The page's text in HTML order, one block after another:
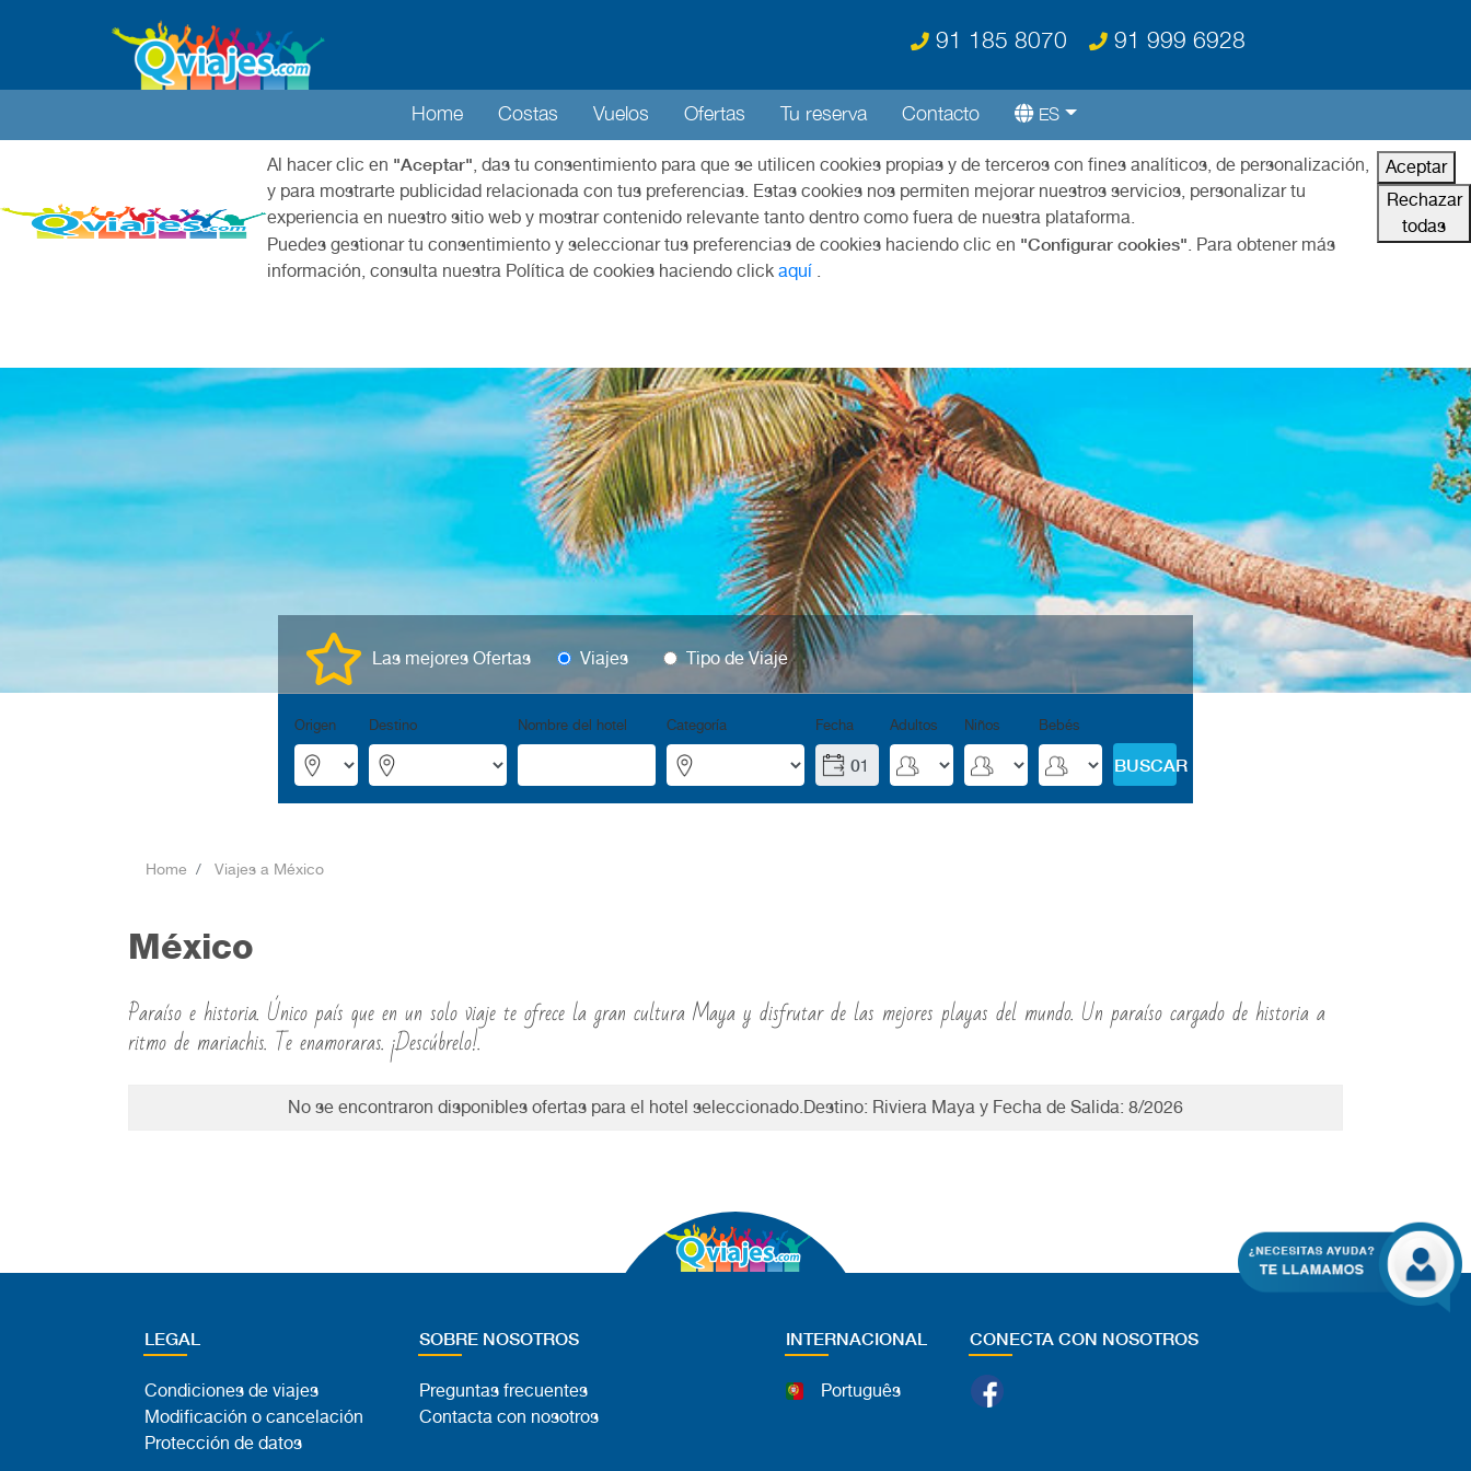
91 185 8070 91 999 6928
Home Costas Vuelos Ofertas Tu reserva Contacto ES
Al hacer clic en "Aceptar", das tu consentimiento para que se utilicen cookies propias y de terceros con fines analíticos, de personalización,
y para mostrarte publicidad relacionada con tus preferencias. Estas cookies nos permiten mejorar nuestros servicios, personalizar tu
experiencia en nuestro sitio web y mostrar contenido relevante tanto dentro como fuera de nuestra plataforma.
Puedes gestionar tu consentimiento y seleccionar tus preferencias de cookies haciendo clic en "Configurar cookies". Para obtener más
información, consulta nuestra Política de cookies haciendo click aquí .
Aceptar
Rechazar
todas
Las mejores Ofertas Viajes Tipo de Viaje
Origen Destino Nombre del hotel Categoría Fecha Adultos Niños Bebés
BUSCAR
Home Viajes a México
México
Paraíso e historia. Único país que en un solo viaje te ofrece la gran cultura Maya y disfrutar de las mejores playas del mundo. Un paraíso cargado de historia a
ritmo de mariachis. Te enamoraras. ¡Descúbrelo!.
No se encontraron disponibles ofertas para el hotel seleccionado.Destino: Riviera Maya y Fecha de Salida: 8/2026
LEGAL
Condiciones de viajes
Modificación o cancelación
Protección de datos
SOBRE NOSOTROS
Preguntas frecuentes
Contacta con nosotros
INTERNACIONAL
Português
CONECTA CON NOSOTROS
Facebook